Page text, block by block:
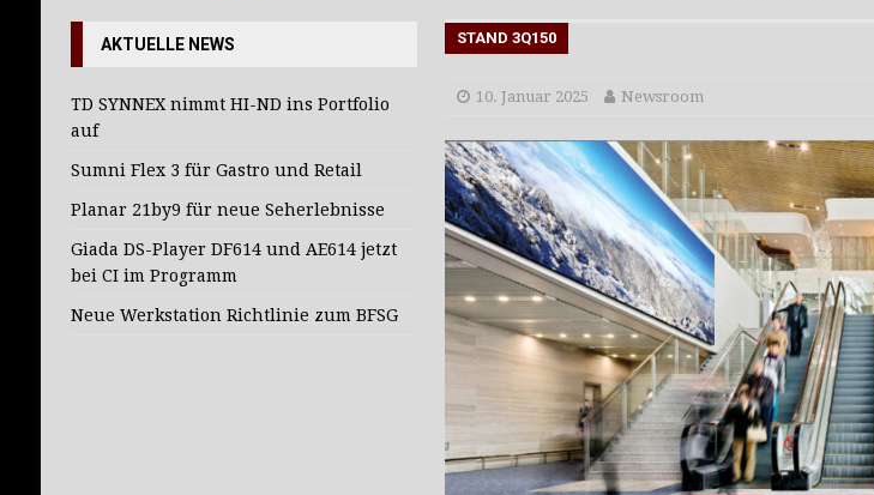
STAND 3Q150
10. Januar 2025 Newsroom
AKTUELLE NEWS
TD SYNNEX nimmt HI-ND ins Portfolio
auf
Sumni Flex 3 für Gastro und Retail
Planar 21by9 für neue Seherlebnisse
Giada DS-Player DF614 und AE614 jetzt
bei CI im Programm
Neue Werkstation Richtlinie zum BFSG